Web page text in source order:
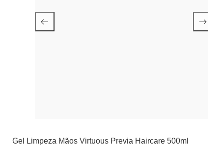
Gel Limpeza Mãos Virtuous Previa Haircare 500ml